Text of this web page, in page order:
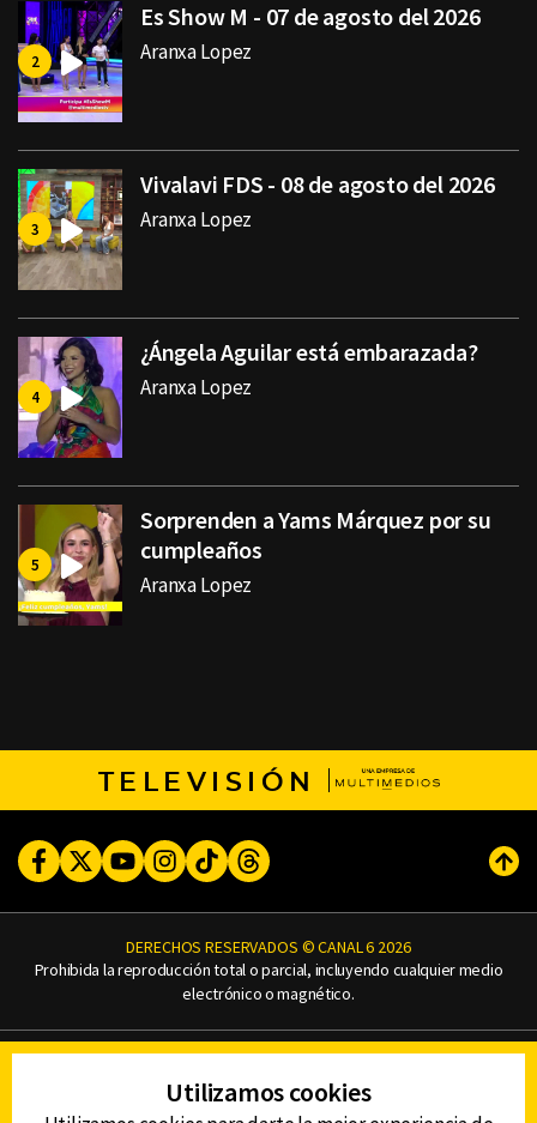
Es Show M - 07 de agosto del 2026
Aranxa Lopez
Vivalavi FDS - 08 de agosto del 2026
Aranxa Lopez
¿Ángela Aguilar está embarazada?
Aranxa Lopez
Sorprenden a Yams Márquez por su
cumpleaños
Aranxa Lopez
TELEVISIÓN
FacebookTwitterYoutubeInstagram
TikTokThreads
DERECHOS RESERVADOS © CANAL 6 2026
Prohibida la reproducción total o parcial, incluyendo cualquier medio
electrónico o magnético.
AVISO DE PRIVACIDAD
AVISO LEGAL
Utilizamos cookies